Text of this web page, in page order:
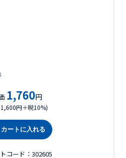
1,760円
円＋税10%)
カートに入れる
コード：302605